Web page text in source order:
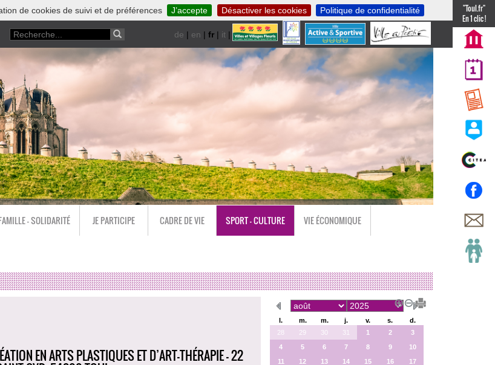
de cookies de suivi et de préférences J’accepte Désactiver les cookies Politique de confidentialité
de | en | fr | it |nl
"Toul.fr"
En 1 clic !
- SOLIDARITÉ JE PARTICIPE CADRE DE VIE SPORT - CULTURE VIE ÉCONOMIQUE
EN ARTS PLASTIQUES ET D’ART-THÉRAPIE - 22
l. m. m. j. v. s.
d.
28
29 30 31 1 2
3
4
5 6 7 8 9
10
11
12 13 14 15 16
17